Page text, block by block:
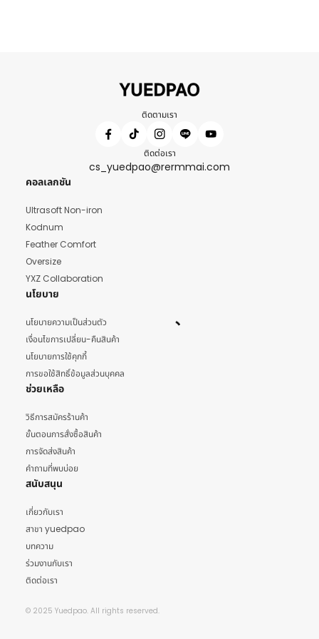
ติดตามเรา
ติดต่อเรา
cs_yuedpao@rermmai.com
คอลเลกชัน
Ultrasoft Non-iron
Kodnum
Feather Comfort
Oversize
YXZ Collaboration
นโยบาย
นโยบายความเป็นส่วนตัว
เงื่อนไขการเปลี่ยน-คืนสินค้า
นโยบายการใช้คุกกี้
การขอใช้สิทธิ์ข้อมูลส่วนบุคคล
ช่วยเหลือ
วิธีการสมัครร้านค้า
ขั้นตอนการสั่งซื้อสินค้า
การจัดส่งสินค้า
คำถามที่พบบ่อย
สนับสนุน
เกี่ยวกับเรา
สาขา yuedpao
บทความ
ร่วมงานกับเรา
ติดต่อเรา
© 2025 Yuedpao. All rights reserved.